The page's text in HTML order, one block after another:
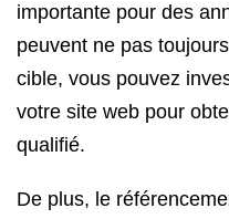
importante pour des
peuvent ne pas
cible, vous pouvez
votre site web pour
qualifié.
De plus, le